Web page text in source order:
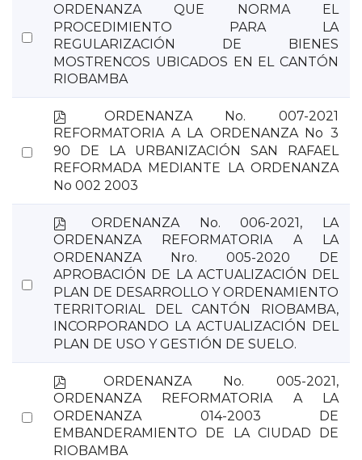
Select
d
f
ORDENANZA QUE NORMA EL
PROCEDIMIENTO PARA LA
REGULARIZACIÓN DE BIENES
MOSTRENCOS UBICADOS EN EL CANTÓN
RIOBAMBA
Select
p
d
f
ORDENANZA No. 007-2021
REFORMATORIA A LA ORDENANZA No 3
90 DE LA URBANIZACIÓN SAN RAFAEL
REFORMADA MEDIANTE LA ORDENANZA
No 002 2003
Select
p
d
f
ORDENANZA No. 006-2021, LA
ORDENANZA REFORMATORIA A LA
ORDENANZA Nro. 005-2020 DE
APROBACIÓN DE LA ACTUALIZACIÓN DEL
PLAN DE DESARROLLO Y ORDENAMIENTO
TERRITORIAL DEL CANTÓN RIOBAMBA,
INCORPORANDO LA ACTUALIZACIÓN DEL
PLAN DE USO Y GESTIÓN DE SUELO.
Select
p
d
f
ORDENANZA No. 005-2021,
ORDENANZA REFORMATORIA A LA
ORDENANZA 014-2003 DE
EMBANDERAMIENTO DE LA CIUDAD DE
RIOBAMBA